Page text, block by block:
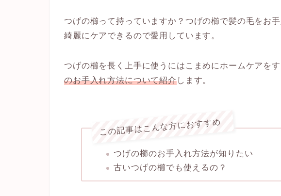
つげの櫛って持っていますか？つげの櫛で髪の毛をお
綺麗にケアできるので愛用しています。
つげの櫛を長く上手に使うにはこまめにホームケアを
のお手入れ方法について紹介します。
この記事はこんな方におすすめ
つげの櫛のお手入れ方法が知りたい
古いつげの櫛でも使えるの？